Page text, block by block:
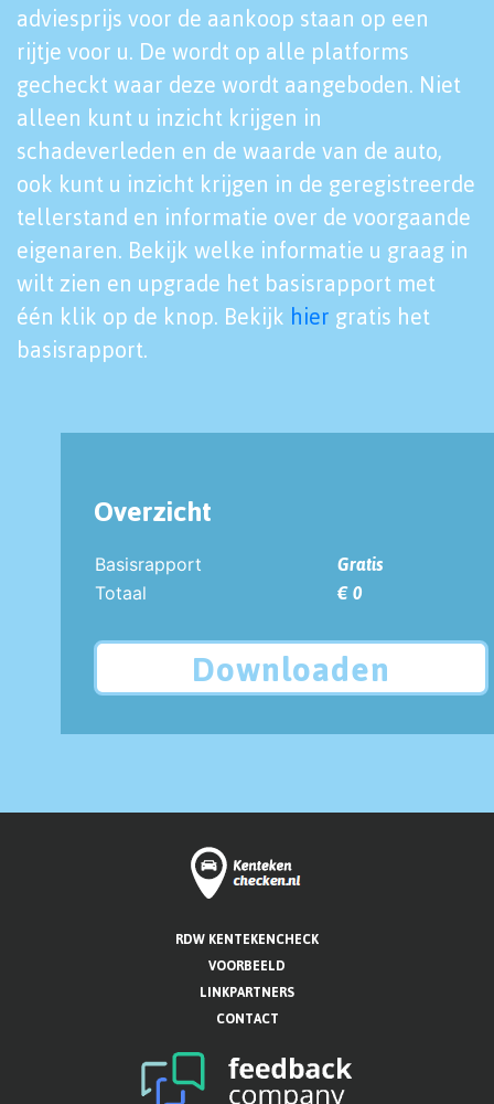
adviesprijs voor de aankoop staan op een
rijtje voor u. De wordt op alle platforms
gecheckt waar deze wordt aangeboden. Niet
alleen kunt u inzicht krijgen in
schadeverleden en de waarde van de auto,
ook kunt u inzicht krijgen in de geregistreerde
tellerstand en informatie over de voorgaande
eigenaren. Bekijk welke informatie u graag in
wilt zien en upgrade het basisrapport met
één klik op de knop. Bekijk hier gratis het
basisrapport.
Overzicht
Basisrapport
Gratis
Totaal
€ 0
Downloaden
RDW KENTEKENCHECK
VOORBEELD
LINKPARTNERS
CONTACT